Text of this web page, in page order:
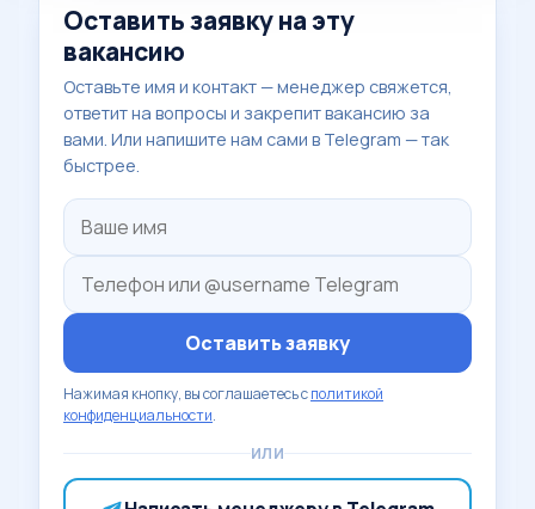
Оставить заявку на эту
вакансию
Оставьте имя и контакт — менеджер свяжется,
ответит на вопросы и закрепит вакансию за
вами. Или напишите нам сами в Telegram — так
быстрее.
Оставить заявку
Нажимая кнопку, вы соглашаетесь сполитикой
конфиденциальности.
ИЛИ